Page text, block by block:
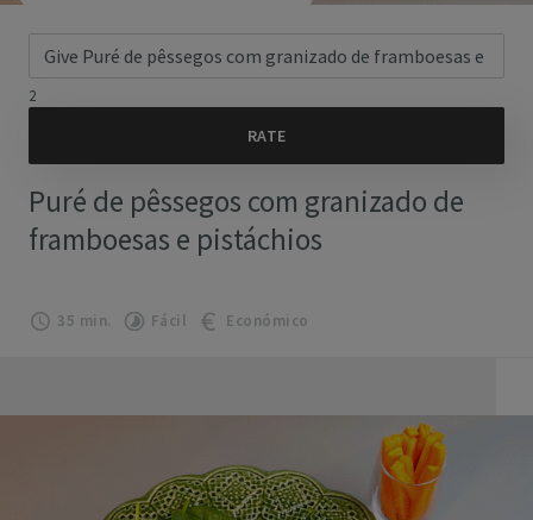
2
Puré de pêssegos com granizado de
framboesas e pistáchios
35 min. Fácil Económico